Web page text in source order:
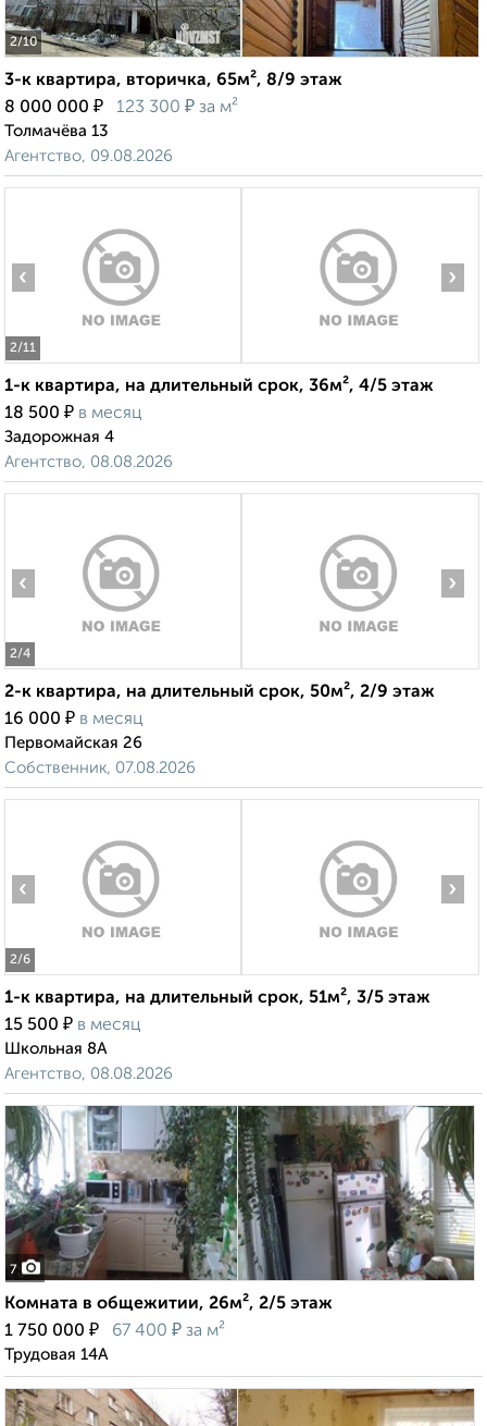
2/10
3-к квартира, вторичка, 65м², 8/9 этаж
8 000 000 ₽ 123 300 ₽ за м²
Толмачёва 13
Агентство, 09.08.2026
2/11
‹ ›
1-к квартира, на длительный срок, 36м², 4/5 этаж
18 500 ₽ в месяц
Задорожная 4
Агентство, 08.08.2026
2/4
‹ ›
2-к квартира, на длительный срок, 50м², 2/9 этаж
16 000 ₽ в месяц
Первомайская 26
Собственник, 07.08.2026
2/6
‹ ›
1-к квартира, на длительный срок, 51м², 3/5 этаж
15 500 ₽ в месяц
Школьная 8А
Агентство, 08.08.2026
7
Комната в общежитии, 26м², 2/5 этаж
1 750 000 ₽ 67 400 ₽ за м²
Трудовая 14А